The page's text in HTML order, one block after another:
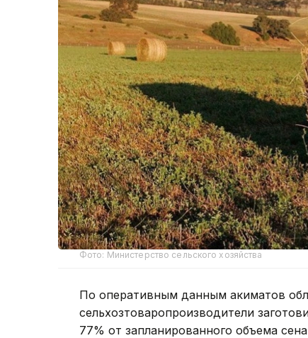
Фото: Министерство сельского хозяйства
По оперативным данным акиматов
сельхозтоваропроизводители
77% от запланированного объема